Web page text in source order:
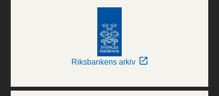
Riksbankens arkiv